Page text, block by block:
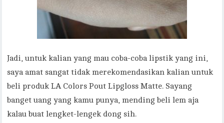
Jadi, untuk kalian yang mau coba-coba lipstik yang ini,
saya amat sangat tidak merekomendasikan kalian untuk
beli produk LA Colors Pout Lipgloss Matte. Sayang
banget uang yang kamu punya, mending beli lem aja
kalau buat lengket-lengek dong sih.